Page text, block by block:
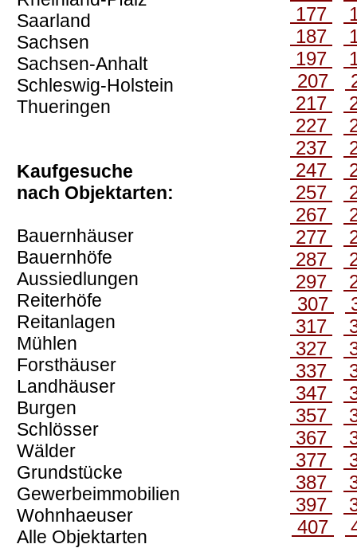
Saarland
Sachsen
Sachsen-Anhalt
Schleswig-Holstein
Thueringen
Kaufgesuche
nach Objektarten:
Bauernhäuser
Bauernhöfe
Aussiedlungen
Reiterhöfe
Reitanlagen
Mühlen
Forsthäuser
Landhäuser
Burgen
Schlösser
Wälder
Grundstücke
Gewerbeimmobilien
Wohnhaeuser
Alle Objektarten
177
187
197
207
217
227
237
247
257
267
277
287
297
307
317
327
337
347
357
367
377
387
397
407